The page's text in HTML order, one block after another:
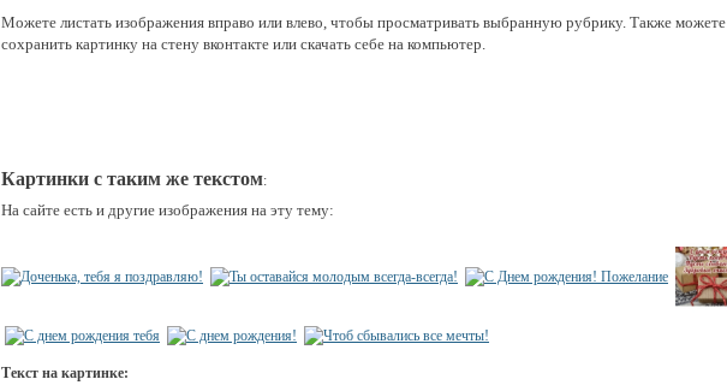
Можете листать изображения вправо или влево, чтобы просматривать выбранную рубрику. Также можете
сохранить картинку на стену вконтакте или скачать себе на компьютер.
Картинки с таким же текстом:
На сайте есть и другие изображения на эту тему:
Текст на картинке: